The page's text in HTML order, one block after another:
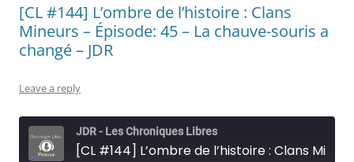
[CL #144] L’ombre de l’histoire : Clans
Mineurs – Épisode: 45 – La chauve-souris a
changé – JDR
Leave a reply
JDR - Les Chroniques Libres